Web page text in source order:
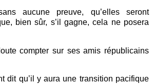
aucune preuve, qu’elles seront
bien sûr, s’il gagne, cela ne posera
compter sur ses amis républicains
dit qu’il y aura une transition pacifique